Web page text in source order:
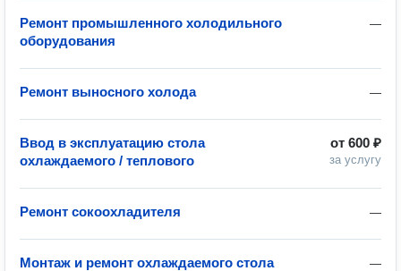
—
Ремонт промышленного холодильного
оборудования
—
Ремонт выносного холода
от 600 ₽
за услугу
Ввод в эксплуатацию стола
охлаждаемого / теплового
—
Ремонт сокоохладителя
—
Монтаж и ремонт охлаждаемого стола